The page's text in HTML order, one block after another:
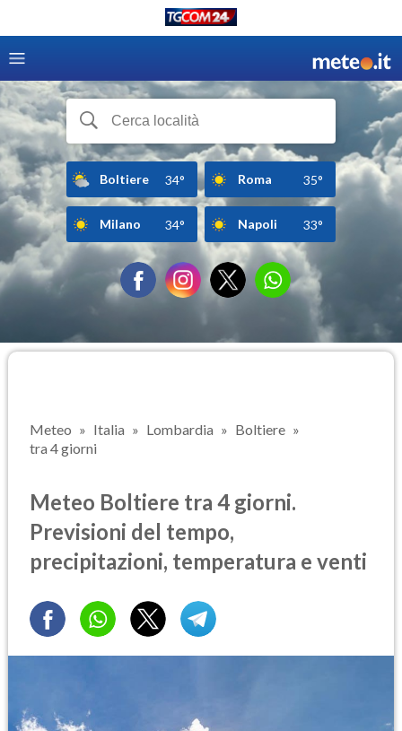
Boltiere 34° Roma 35°
Milano 34° Napoli 33°
Meteo Italia Lombardia
Boltiere
tra 4 giorni
Meteo Boltiere tra 4 giorni.
Previsioni del tempo,
precipitazioni, temperatura e venti